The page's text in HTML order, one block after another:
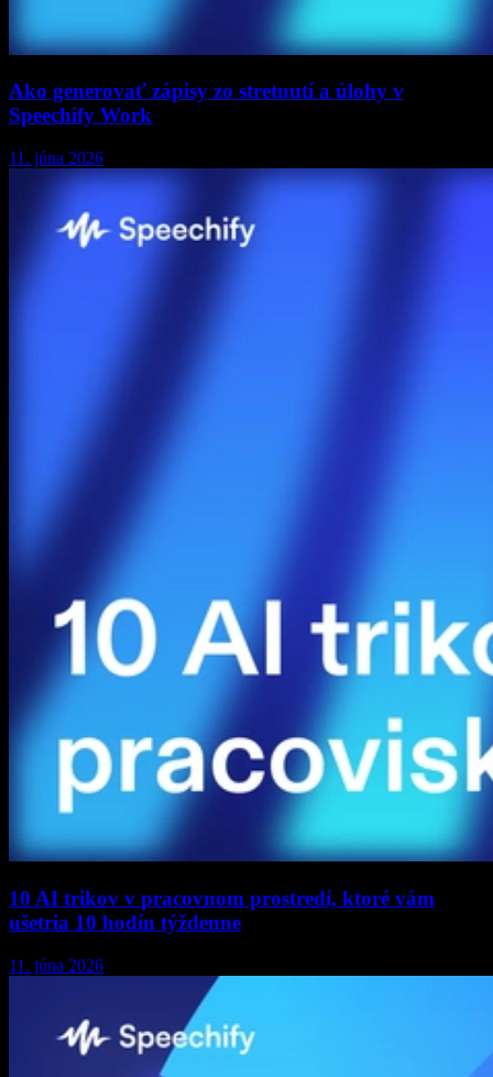
Ako generovať zápisy zo stretnutí a úlohy v
Speechify Work
11. júna 2026
10 AI trikov v pracovnom prostredí, ktoré vám
ušetria 10 hodín týždenne
11. júna 2026